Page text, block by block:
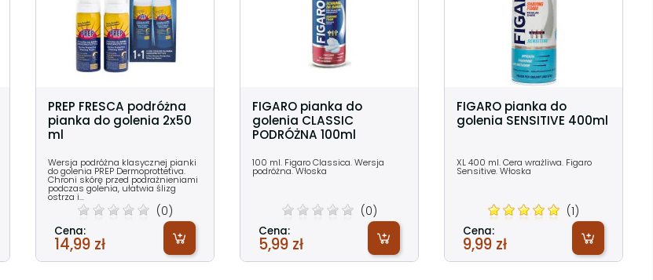
PREP FRESCA podróżna
pianka do golenia 2x50
ml
Wersja podróżna klasycznej pianki
do golenia PREP Dermoprottetiva.
Chroni skórę przed podrażnieniami
podczas golenia, ułatwia ślizg
ostrza i...
(0)
Cena:
14,99 zł
FIGARO pianka do
golenia CLASSIC
PODRÓŻNA 100ml
100 ml. Figaro Classica. Wersja
podróżna. Włoska
(0)
Cena:
5,99 zł
FIGARO pianka do
golenia SENSITIVE 400ml
XL 400 ml. Cera wrażliwa. Figaro
Sensitive. Włoska
(1)
Cena:
9,99 zł